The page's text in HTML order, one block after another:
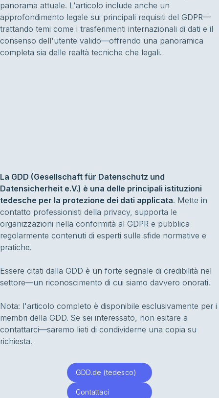
panorama attuale. L'articolo include anche un
approfondimento legale sui principali requisiti del GDPR—
trattando temi come i trasferimenti internazionali di dati e il
consenso dell'utente valido—offrendo una panoramica
completa sia delle realtà tecniche che legali.
La GDD (Gesellschaft für Datenschutz und
Datensicherheit e.V.) è una delle principali istituzioni
tedesche per la protezione dei dati applicata. Mette in
contatto professionisti della privacy, supporta le
organizzazioni nella conformità al GDPR e pubblica
regolarmente contenuti di esperti sulle sfide normative e
pratiche.
Essere citati dalla GDD è un forte segnale di credibilità nel
settore—un riconoscimento di cui siamo davvero onorati.
Nota: l'articolo completo è disponibile esclusivamente per i
membri della GDD. Se sei interessato, non esitare a
contattarci—saremo lieti di condividerne una copia su
richiesta.
GDD.de (tedesco)
Contattaci